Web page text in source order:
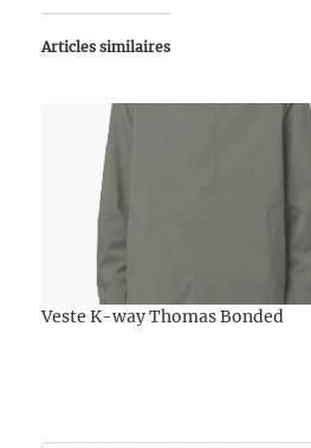
Articles similaires
Veste K-way Thomas Bonded